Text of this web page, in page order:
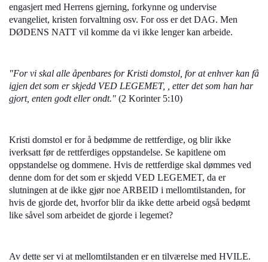
engasjert med Herrens gjerning, forkynne og undervise
evangeliet, kristen forvaltning osv. For oss er det DAG. Men
DØDENS NATT vil komme da vi ikke lenger kan arbeide.
"For vi skal alle åpenbares for Kristi domstol, for at enhver kan få
igjen det som er skjedd VED LEGEMET, , etter det som han har
gjort, enten godt eller ondt." (2 Korinter 5:10)
Kristi domstol er for å bedømme de rettferdige, og blir ikke
iverksatt før de rettferdiges oppstandelse. Se kapitlene om
oppstandelse og dommene. Hvis de rettferdige skal dømmes ved
denne dom for det som er skjedd VED LEGEMET, da er
slutningen at de ikke gjør noe ARBEID i mellomtilstanden, for
hvis de gjorde det, hvorfor blir da ikke dette arbeid også bedømt
like såvel som arbeidet de gjorde i legemet?
Av dette ser vi at mellomtilstanden er en tilværelse med HVILE.